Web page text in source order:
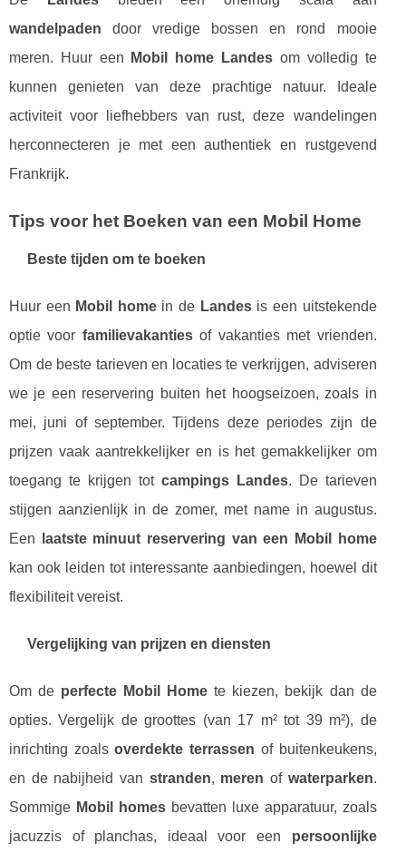
wandelpaden door vredige bossen en rond mooie
meren. Huur een
Mobil home Landes om volledig te
kunnen genieten van deze prachtige natuur. Ideale
activiteit voor liefhebbers van rust, deze wandelingen
herconnecteren je met een authentiek en rustgevend
Frankrijk.
Tips voor het Boeken van een Mobil Home
Beste tijden om te boeken
Huur een Mobil homein de Landesis een uitstekende
optie voor familievakantiesof vakanties met vrienden.
Om de beste tarieven en locaties te verkrijgen, adviseren
we je een reservering buiten het hoogseizoen, zoals in
mei, juni of september. Tijdens deze periodes zijn de
prijzen vaak aantrekkelijker en is het gemakkelijker om
toegang te krijgen tot campings Landes. De tarieven
stijgen aanzienlijk in de zomer, met name in augustus.
Een
laatste minuut reservering van een Mobil home
kan ook leiden tot interessante aanbiedingen, hoewel dit
flexibiliteit vereist.
Vergelijking van prijzen en diensten
Om de perfecte Mobil Home te kiezen, bekijk dan de
opties. Vergelijk de groottes (van 17 m² tot 39 m²), de
inrichting zoalsoverdekte terrassen of buitenkeukens,
en de nabijheid van stranden, meren of waterparken.
Sommige Mobil homesbevatten luxe apparatuur, zoals
jacuzzis of planchas, ideaal voor een persoonlijke